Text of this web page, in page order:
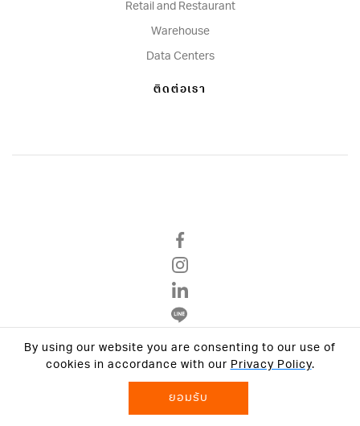
Retail and Restaurant
Warehouse
Data Centers
ติดต่อเรา
นโยบายความเป็นส่วนตัว
© 2026 VCON GROUP All Rights Reserved.
By using our website you are consenting to our use of
cookies in accordance with our Privacy Policy.
ยอมรับ